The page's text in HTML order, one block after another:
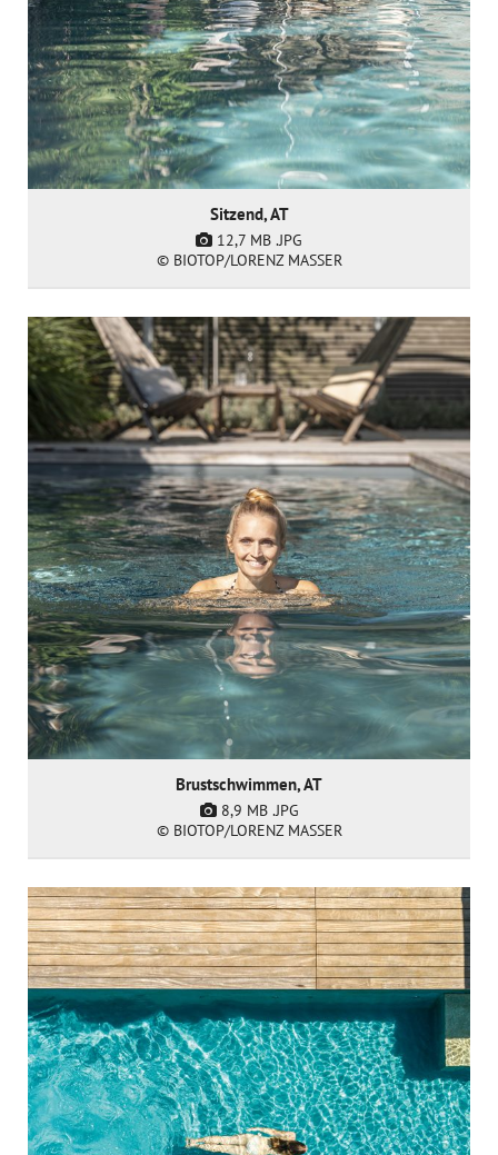
Sitzend, AT
12,7 MB .JPG
© BIOTOP/LORENZ MASSER
Brustschwimmen, AT
8,9 MB .JPG
© BIOTOP/LORENZ MASSER